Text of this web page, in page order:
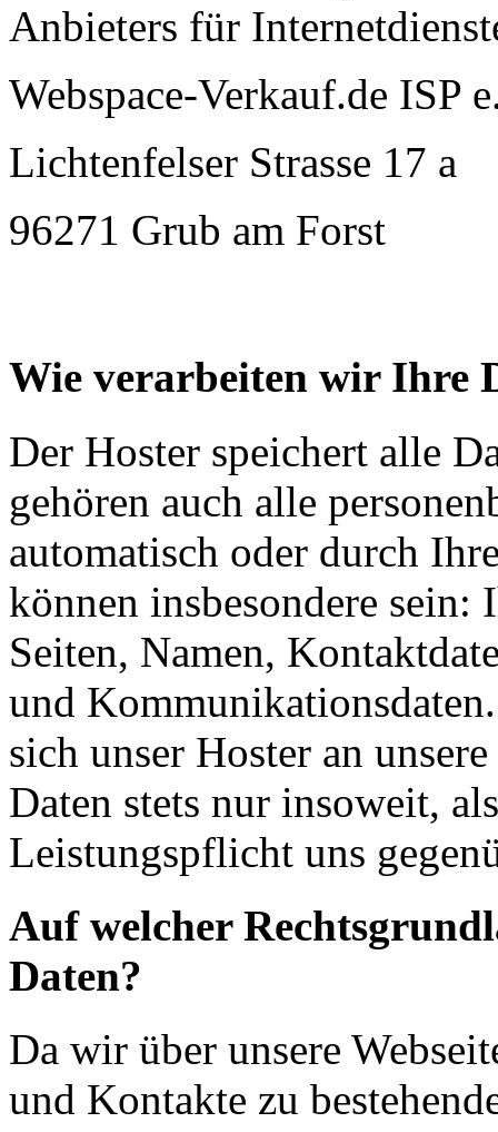
Anbieters für
Webspace-Verkauf.de ISP
Lichtenfelser Strasse 17 a
96271 Grub am Forst
Wie verarbeiten wir Ihre
Der Hoster speichert alle
gehören auch alle
automatisch oder durch
können insbesondere sein:
Seiten, Namen,
und
sich unser Hoster an
Daten stets nur insoweit,
Leistungspflicht uns
Auf welcher
Daten?
Da wir über unsere
und Kontakte zu